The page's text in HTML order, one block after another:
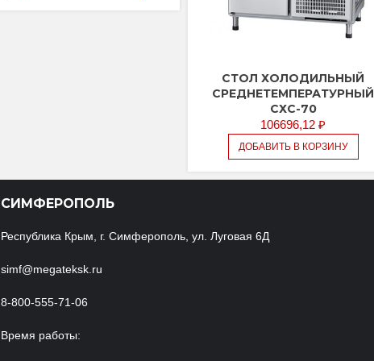
СТОЛ ХОЛОДИЛЬНЫЙ
СРЕДНЕТЕМПЕРАТУРНЫЙ
СХС-70
106696,12₽
ДОБАВИТЬ В КОРЗИНУ
СИМФЕРОПОЛЬ
Республика Крым, г. Симферополь, ул. Луговая 6Д
simf@megateksk.ru
8-800-555-71-06
Время работы: